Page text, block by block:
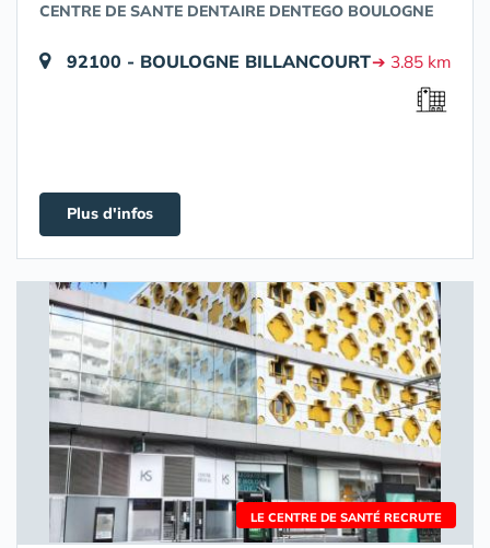
CENTRE DE SANTE DENTAIRE DENTEGO BOULOGNE
92100 - BOULOGNE BILLANCOURT➔ 3.85 km
Plus d'infos
LE CENTRE DE SANTÉ RECRUTE